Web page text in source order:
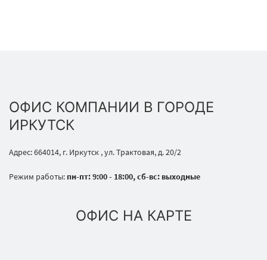
ОФИС КОМПАНИИ В ГОРОДЕ
ИРКУТСК
Адрес: 664014, г. Иркутск , ул. Трактовая, д. 20/2
Режим работы: пн-пт: 9:00 - 18:00, сб-вс: выходные
ОФИС НА КАРТЕ